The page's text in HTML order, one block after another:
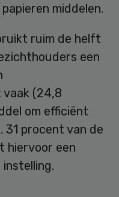
middelen.
ruim de helft
een
(24,8
om efficiënt
31 procent van de
hiervoor een